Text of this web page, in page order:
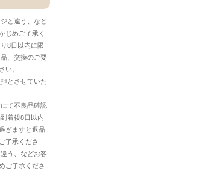
と違う、など
じめご了承く
8日以内に限
、交換のご要
い。
とさせていた
て不良品確認
着後8日以内
ぎますと返品
了承くださ
う、などお客
ご了承くださ